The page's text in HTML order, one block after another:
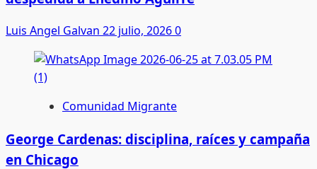
Luis Angel Galvan 22 julio, 20260
Comunidad Migrante
George Cardenas: disciplina, raíces y campaña
en Chicago